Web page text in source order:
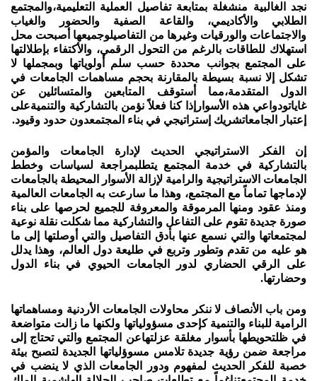
نجد الغالبية منشغلة بمتابعة تفاصيل العملية التعليمية،والمجتمع
الطلابي والأكاديمي، والقاعة الصفية والحضور والغياب
والاجتماعات والورقيات وغيرها من التفاصيلوجميعها أصبحت محل
استهلاك للطاقات بالرغم من التحول الرقمي، والأكتفاء بإطلالتها
على المجتمع بجوانب محددة حسب سلم أولوياتها وبمجملها لا
تشكل إلا نسبة بسيطة بالمقارنة بحجم مساهمات الجامعات في
الدول المتقدمة،مما أستوقف المتابعين والمتسائلين عن
غاياتودواعي هذه الأسوارإذا كنا فعلاً نؤمن بالتشاركية والتنميةعلى
إعتبار الجامعاتشريك إستراتيجي في بناء المجتمعدون حدود وقيود.
إن الفكر الاستراتيجي الحديث لإدارة الجامعات والمؤمن
بالتشاركية في خدمة المجتمع يتطلبمراجعة لسياسات وخطط
الجامعات الاستراتيجية والرامية لإزالة الأسوار المحيطة بالجامعات
لإدماجها تماماً مع المجتمع، وهذا ما سارعت به الجامعات العالمية
ومنذ عقود ومنها المرموقة والمعروفة للجميع لحرصها على بناء
صورة جديدة تقوم على التفاعل والتشاركية مما شكلت نقلة نوعية
لمجتمعاتها والتي نسمع عنها بأدق التفاصيل والتي أوصلتها إلى ما
هو عليه من تقدم وتطور وتربع في طليعة دول العالم، وهذا يدلل
على الرقي الحضاري لدور الجامعات الحيوي في بناء الدول
وحضارتها.
ومن باب الأنصاف لا ننكر محاولات الجامعات الأردنية ومساهماتها
الرامية للبناء والتنمية كإحدى مسؤولياتها ولكنها ما زالت متواضعة
في ظلتحويطها بأسوار مغلقة عزلتهاعن المجتمع والتي تحتاج إلى
مراجعة ضمن رؤية جديدة تلامس مسوؤلياتها الجديدة لتصبح بيئة
خصبة للفكر الحديث لمفهوم ودور الجامعات الذي لا ينضب في